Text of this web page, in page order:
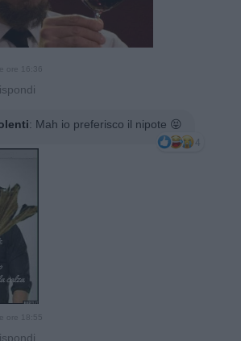
ore 16:36
: Mah io preferisco il nipote 😝
4
ore 18:55